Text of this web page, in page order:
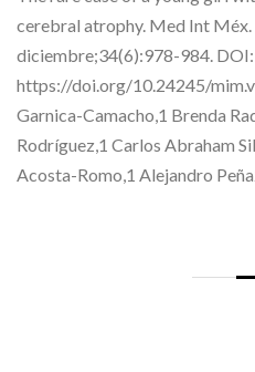
cerebral atrophy. Med Int
diciembre;34(6):978-984. DOI:
https://doi.org/10.24245/
Garnica-Camacho,1 Brenda
Rodríguez,1 Carlos Abraham
Acosta-Romo,1 Alejandro